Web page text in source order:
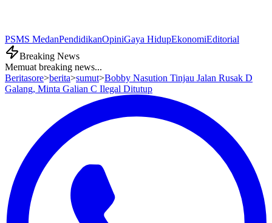
PSMS MedanPendidikanOpiniGaya HidupEkonomiEditorial
Breaking News
Memuat breaking news...
Beritasore>berita>sumut>Bobby Nasution Tinjau Jalan Rusak D
Galang, Minta Galian C Ilegal Ditutup